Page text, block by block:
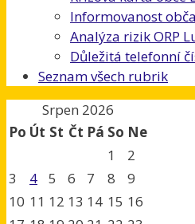
Informovanost
Analýza rizik ORP
Důležitá telefonní
Seznam všech rubrik
Srpen 2026
Po Út St Čt Pá So Ne
1
2
3
4 5 6 7 8
9
10 11 12 13 14 15 16